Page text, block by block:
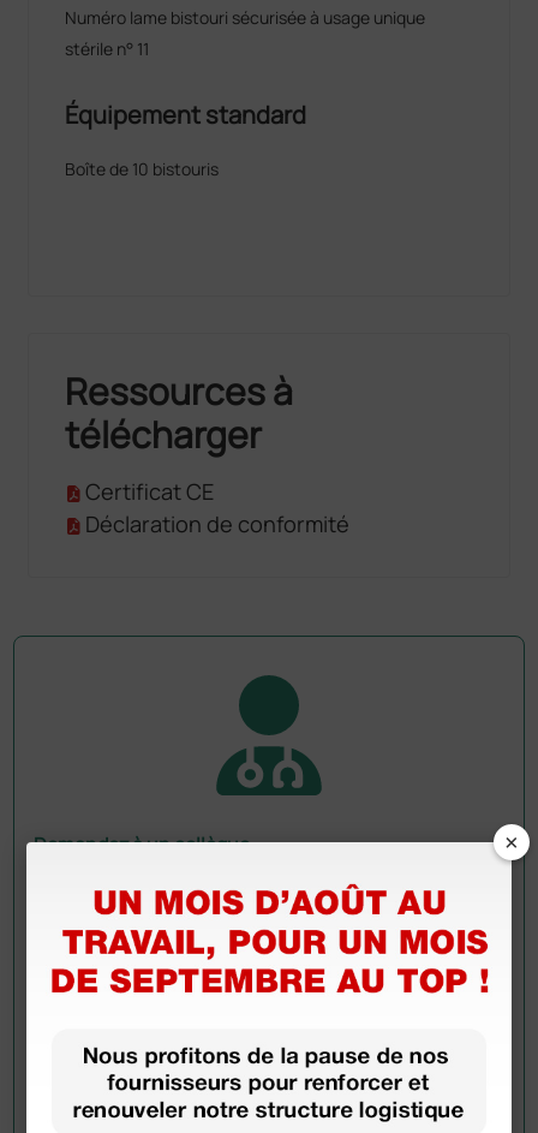
Numéro lame bistouri sécurisée à usage unique
stérile n° 11
Équipement standard
Boîte de 10 bistouris
Ressources à
télécharger
Certificat CE
Déclaration de conformité
Demandez à un collègue
Avez-vous encore des doutes ? Avez-vous besoin
d'autres informations ? Envoyez maintenant votre
question aux collègues qui ont déjà acheté ce
produit.
×